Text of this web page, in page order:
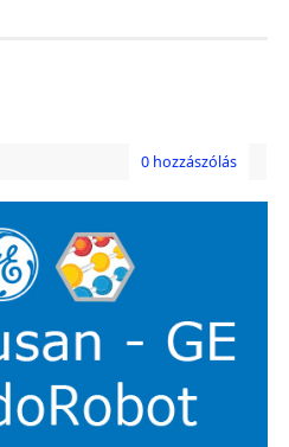
0 hozzászólás